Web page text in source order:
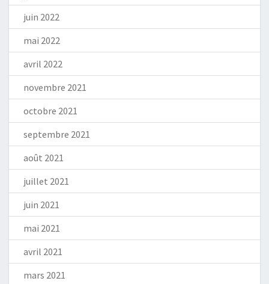
juin 2022
mai 2022
avril 2022
novembre 2021
octobre 2021
septembre 2021
août 2021
juillet 2021
juin 2021
mai 2021
avril 2021
mars 2021